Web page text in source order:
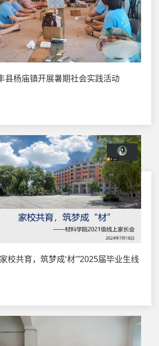
县杨庙镇开展暑期社会实践活动
校共育，筑梦成‘材’”2025届毕业生线